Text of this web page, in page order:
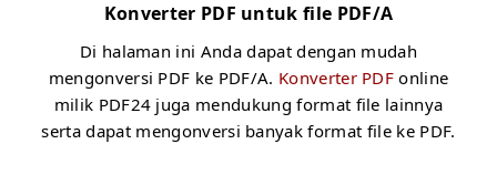
Konverter PDF untuk file PDF/A
Di halaman ini Anda dapat dengan mudah
mengonversi PDF ke PDF/A. Konverter PDF online
milik PDF24 juga mendukung format file lainnya
serta dapat mengonversi banyak format file ke PDF.